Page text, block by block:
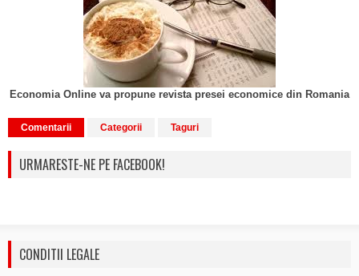
Economia Online va propune revista presei economice din Romania
Comentarii Categorii Taguri
URMARESTE-NE PE FACEBOOK!
CONDITII LEGALE